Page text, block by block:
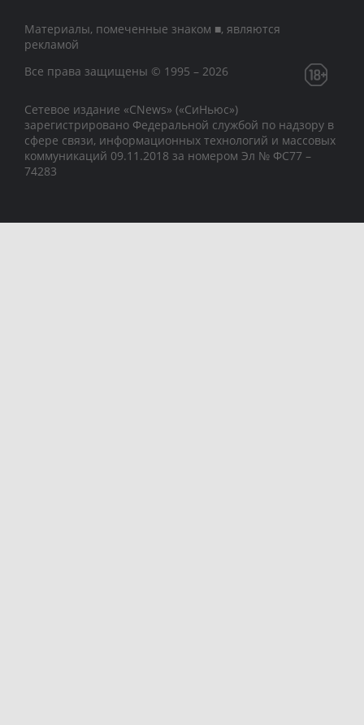
Материалы, помеченные знаком ■, являются
рекламой
Все права защищены © 1995 – 2026
Сетевое издание «CNews» («СиНьюс»)
зарегистрировано Федеральной службой по надзору в
сфере связи, информационных технологий и массовых
коммуникаций 09.11.2018 за номером Эл № ФС77 –
74283